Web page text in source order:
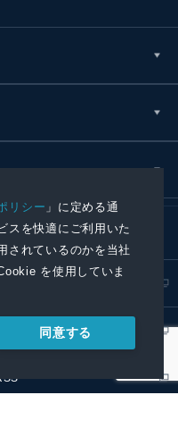
リシー 」に定める通
スを快適にご利用いた
されているのかを当社
を使用していま
同意する
プレスリリース取扱基準